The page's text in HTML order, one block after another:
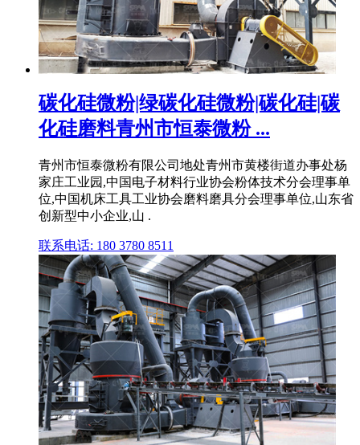
碳化硅微粉|绿碳化硅微粉|碳化硅|碳
化硅磨料青州市恒泰微粉 ...
青州市恒泰微粉有限公司地处青州市黄楼街道办事处杨
家庄工业园,中国电子材料行业协会粉体技术分会理事单
位,中国机床工具工业协会磨料磨具分会理事单位,山东省
创新型中小企业,山 .
联系电话: 180 3780 8511